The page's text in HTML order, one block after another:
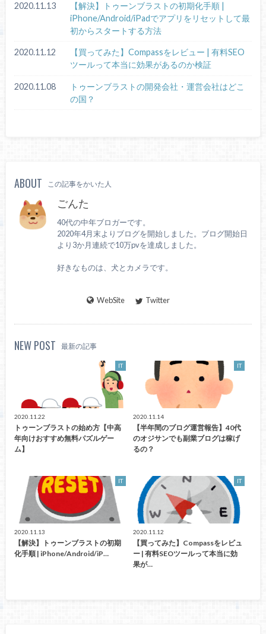
2020.11.13
【解決】トゥーンブラストの初期化手順 |
iPhone/Android/iPadでアプリをリセットして最
初からスタートする方法
2020.11.12
【買ってみた】Compassをレビュー | 有料SEO
ツールって本当に効果があるのか検証
2020.11.08
トゥーンブラストの開発会社・運営会社はどこ
の国？
ABOUT この記事をかいた人
ごんた
40代の中年ブロガーです。
2020年4月末よりブログを開始しました。ブログ開始日
より3か月連続で10万pvを達成しました。
好きなものは、犬とカメラです。
WebSite Twitter
NEW POST 最新の記事
IT
2020.11.22
トゥーンブラストの始め方【中高
年向けおすすめ無料パズルゲー
ム】
IT
2020.11.14
【半年間のブログ運営報告】40代
のオジサンでも副業ブログは稼げ
るの？
IT
2020.11.13
【解決】トゥーンブラストの初期
化手順 | iPhone/Android/iP…
IT
2020.11.12
【買ってみた】Compassをレビュ
ー | 有料SEOツールって本当に効
果が…